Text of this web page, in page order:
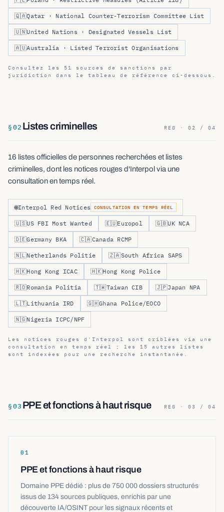
🇶🇦Qatar · National Counter-Terrorism Committee List
🇺🇳United Nations · Designated Vessels List
🇦🇺Australia · Listed Terrorist Organisations
Consultez les 51 sources de sanctions par
juridiction dans le tableau de référence ci-dessous.
§02 Listes criminelles REG · 02 / 04
16 listes officielles de personnes recherchées et listes
criminelles, dont les notices rouges d'Interpol via une
consultation en temps réel.
🌐Interpol Red Notices CONSULTATION EN TEMPS RÉEL
🇺🇸US FBI Most Wanted 🇪🇺Europol 🇬🇧UK NCA
🇩🇪Germany BKA 🇨🇦Canada RCMP
🇳🇱Netherlands Politie 🇿🇦South Africa SAPS
🇭🇰Hong Kong ICAC 🇭🇰Hong Kong Police
🇷🇴Romania Politia 🇹🇼Taiwan CIB 🇯🇵Japan NPA
🇱🇹Lithuania IRD 🇬🇭Ghana Police/EOCO
🇳🇬Nigeria ICPC/NPF
Les notices rouges d'Interpol sont criblées via une
consultation en temps réel ; les 15 autres listes
sont indexées pour une recherche instantanée.
§03 PPE et fonctions à haut risque REG · 03 / 04
01
PPE et fonctions à haut risque
Domaine PPE dédié : plus de 750 000 dossiers structurés
issus de 134 sources publiques, enrichis par une
découverte IA/OSINT pour les signaux récents et